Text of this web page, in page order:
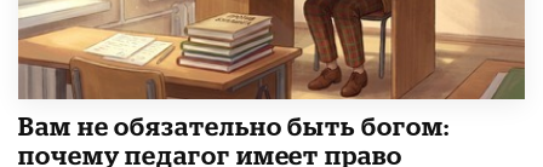
​Вам не обязательно быть богом:
почему педагог имеет право